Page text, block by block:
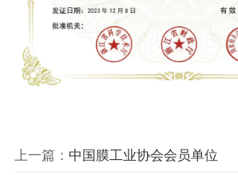
上一篇： 中国膜工业协会会员单位